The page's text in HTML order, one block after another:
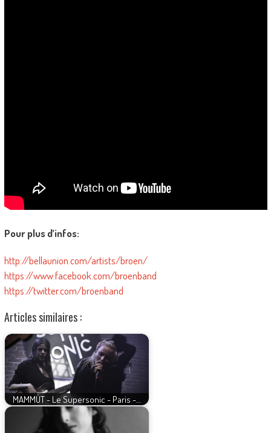
Pour plus d’infos:
http://bellaunion.com/artists/broen/
https://www.facebook.com/broenband
https://twitter.com/broenband
Articles similaires :
MAMMÚT - Le Supersonic - Paris -…